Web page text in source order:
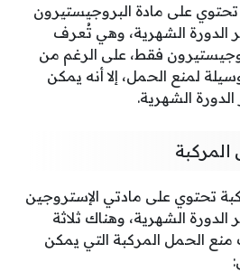
على مادة البروجيستيرون
الدورة الشهرية، وهي تُعرف
فقط، على الرغم من
لمنع الحمل، إلا أنه يمكن
الشهرية.
تحتوي على مادتي الإستروجين
الدورة الشهرية، وهناك ثلاثة
الحمل المركبة التي يمكن